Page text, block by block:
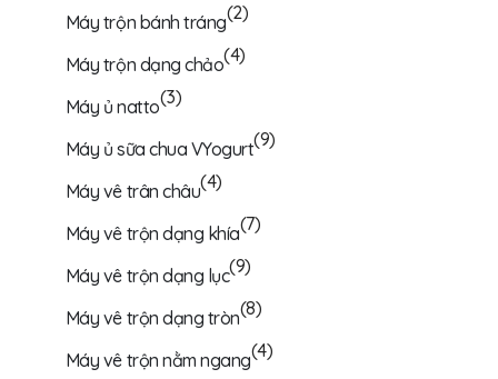
Máy trộn bánh tráng(2)
Máy trộn dạng chảo(4)
Máy ủ natto(3)
Máy ủ sữa chua VYogurt(9)
Máy vê trân châu(4)
Máy vê trộn dạng khía(7)
Máy vê trộn dạng lục(9)
Máy vê trộn dạng tròn(8)
Máy vê trộn nằm ngang(4)